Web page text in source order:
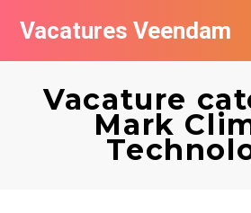
Vacatures Veendam
Vacature
Mark
Vacatures per bedrijf